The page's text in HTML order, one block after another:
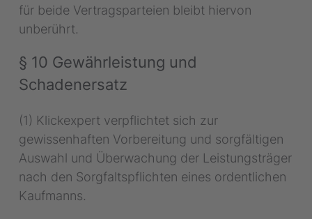
für beide Vertragsparteien bleibt hiervon
unberührt.
§ 10 Gewährleistung und
Schadenersatz
(1) Klickexpert verpflichtet sich zur
gewissenhaften Vorbereitung und sorgfältigen
Auswahl und Überwachung der Leistungsträger
nach den Sorgfaltspflichten eines ordentlichen
Kaufmanns.